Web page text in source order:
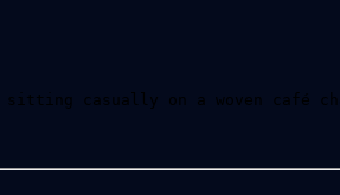
sitting casually on a woven